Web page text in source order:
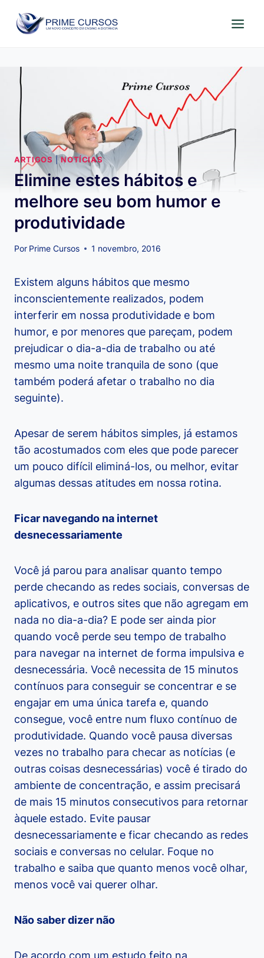
para
ARTIGOS |NOTÍCIAS
Elimine estes hábitos e
melhore seu bom humor e
produtividade
Por Prime Cursos 1 novembro, 2016
Existem alguns hábitos que mesmo
inconscientemente realizados, podem
interferir em nossa produtividade e bom
humor, e por menores que pareçam, podem
prejudicar o dia-a-dia de trabalho ou até
mesmo uma noite tranquila de sono (que
também poderá afetar o trabalho no dia
seguinte).
Apesar de serem hábitos simples, já estamos
tão acostumados com eles que pode parecer
um pouco difícil eliminá-los, ou melhor, evitar
algumas dessas atitudes em nossa rotina.
Ficar navegando na internet
desnecessariamente
Você já parou para analisar quanto tempo
perde checando as redes sociais, conversas de
aplicativos, e outros sites que não agregam em
nada no dia-a-dia? E pode ser ainda pior
quando você perde seu tempo de trabalho
para navegar na internet de forma impulsiva e
desnecessária. Você necessita de 15 minutos
contínuos para conseguir se concentrar e se
engajar em uma única tarefa e, quando
consegue, você entre num fluxo contínuo de
produtividade. Quando você pausa diversas
vezes no trabalho para checar as notícias (e
outras coisas desnecessárias) você é tirado do
ambiente de concentração, e assim precisará
de mais 15 minutos consecutivos para retornar
àquele estado. Evite pausar
desnecessariamente e ficar checando as redes
sociais e conversas no celular. Foque no
trabalho e saiba que quanto menos você olhar,
menos você vai querer olhar.
Não saber dizer não
De acordo com um estudo feito na